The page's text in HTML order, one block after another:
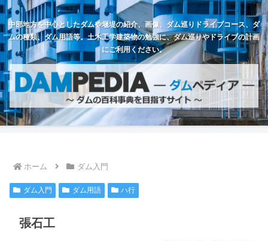
中部地方を中心としたダムや堰堤の紹介、画像、ダム巡りドライブコース、ダ
ムの種類、ダム用語等。土木工学建築物の勉強に、ダム巡りやドライブの計画
にご利用ください。
ホーム ダム入門
ダム入門 ダム用語 ハ行
張石工